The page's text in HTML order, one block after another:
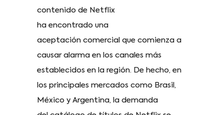
contenido de Netflix
ha encontrado una
aceptación comercial que comienza a
causar alarma en los canales más
establecidos en la región. De hecho, en
los principales mercados como Brasil,
México y Argentina, la demanda